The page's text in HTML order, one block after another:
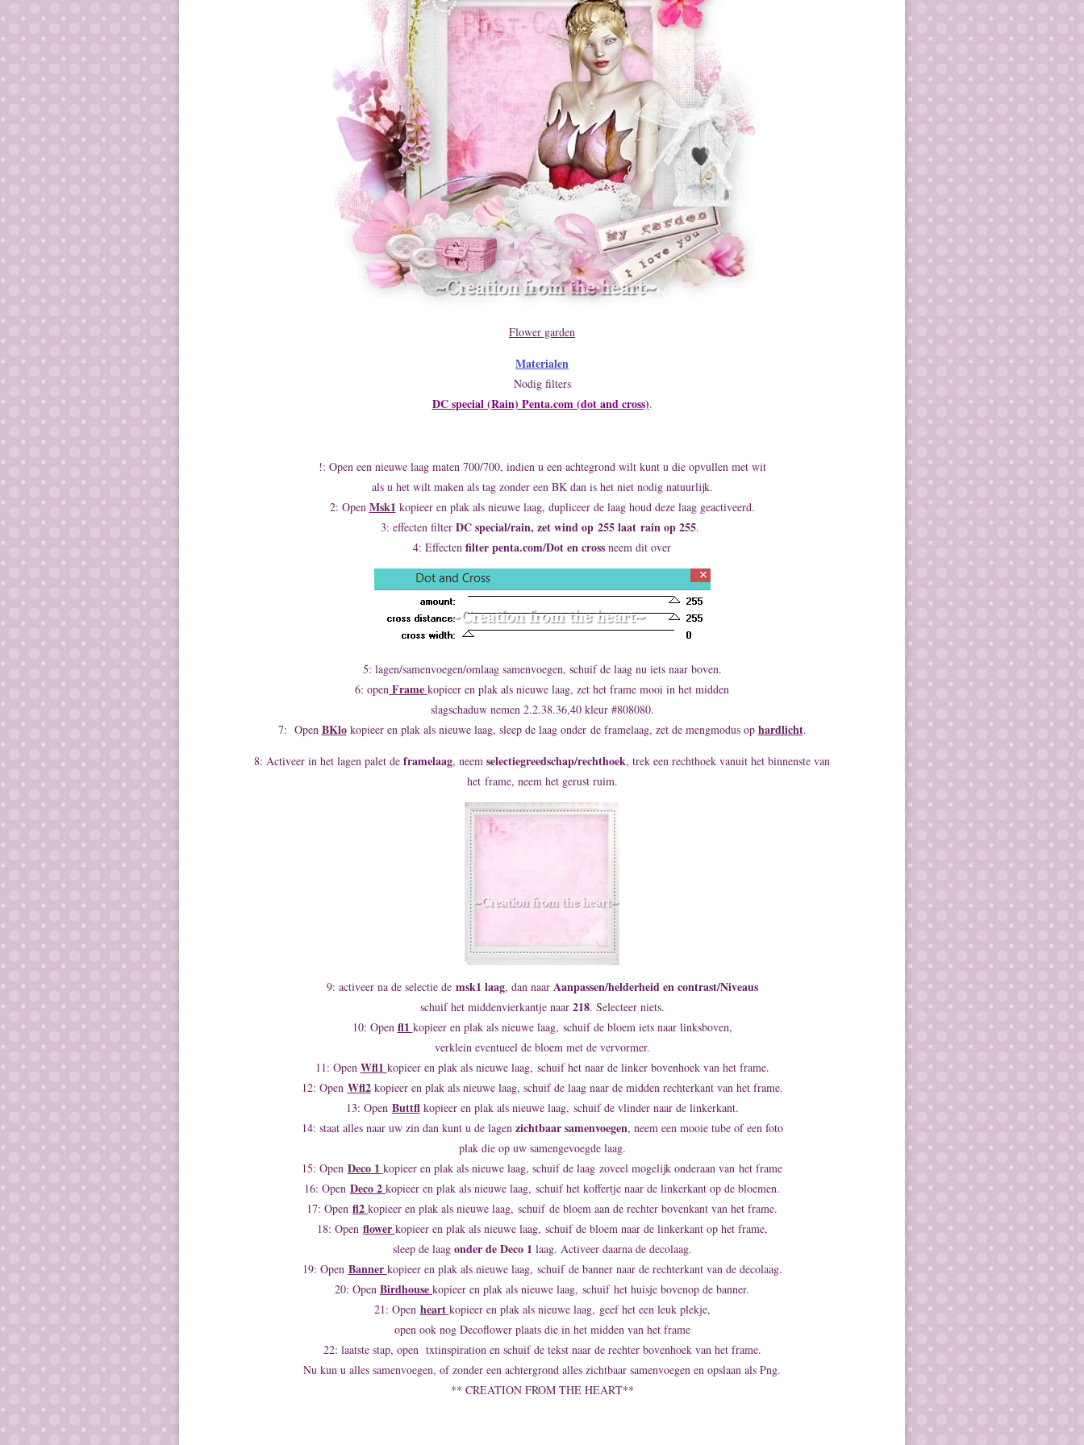
Flower garden
Materialen
Nodig filters
DC special (Rain) Penta.com (dot and cross).
!: Open een nieuwe laag maten 700/700, indien u een achtegrond wilt kunt u die opvullen met wit
als u het wilt maken als tag zonder een BK dan is het niet nodig natuurlijk.
2: Open Msk1 kopieer en plak als nieuwe laag, dupliceer de laag houd deze laag geactiveerd.
3: effecten filter DC special/rain, zet wind op 255 laat rain op 255.
4: Effecten filter penta.com/Dot en cross neem dit over
5: lagen/samenvoegen/omlaag samenvoegen, schuif de laag nu iets naar boven.
6: open Frame kopieer en plak als nieuwe laag, zet het frame mooi in het midden
slagschaduw nemen 2.2.38.36,40 kleur #808080.
7: Open BKlokopieer en plak als nieuwe laag, sleep de laag onder de framelaag, zet de mengmodus op hardlicht.
8: Activeer in het lagen palet de framelaag, neem selectiegreedschap/rechthoek, trek een rechthoek vanuit het binnenste van
het frame, neem het gerust ruim.
9: activeer na de selectie de msk1 laag, dan naar Aanpassen/helderheid en contrast/Niveaus
schuif het middenvierkantje naar 218. Selecteer niets.
10: Open fl1 kopieer en plak als nieuwe laag, schuif de bloem iets naar linksboven,
verklein eventueel de bloem met de vervormer.
11: Open Wfl1 kopieer en plak als nieuwe laag, schuif het naar de linker bovenhoek van het frame.
12: Open Wfl2kopieer en plak als nieuwe laag, schuif de laag naar de midden rechterkant van het frame.
13: Open Buttfl kopieer en plak als nieuwe laag, schuif de vlinder naar de linkerkant.
14: staat alles naar uw zin dan kunt u de lagen zichtbaar samenvoegen, neem een mooie tube of een foto
plak die op uw samengevoegde laag.
15: Open Deco 1 kopieer en plak als nieuwe laag, schuif de laag zoveel mogelijk onderaan van het frame
16: Open Deco 2 kopieer en plak als nieuwe laag, schuif het koffertje naar de linkerkant op de bloemen.
17: Open fl2 kopieer en plak als nieuwe laag, schuif de bloem aan de rechter bovenkant van het frame.
18: Open flower kopieer en plak als nieuwe laag, schuif de bloem naar de linkerkant op het frame,
sleep de laag onder de Deco 1 laag. Activeer daarna de decolaag.
19: Open Banner kopieer en plak als nieuwe laag, schuif de banner naar de rechterkant van de decolaag.
20: Open Birdhouse kopieer en plak als nieuwe laag, schuif het huisje bovenop de banner.
21: Open heart kopieer en plak als nieuwe laag, geef het een leuk plekje,
open ook nog Decoflower plaats die in het midden van het frame
22: laatste stap, open txtinspiration en schuif de tekst naar de rechter bovenhoek van het frame.
Nu kun u alles samenvoegen, of zonder een achtergrond alles zichtbaar samenvoegen en opslaan als Png.
** CREATION FROM THE HEART**